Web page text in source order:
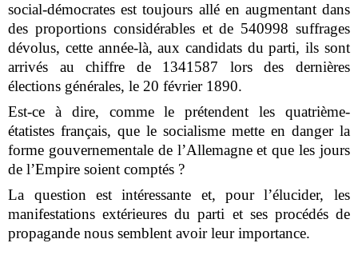
social-démocrates est toujours allé en augmentant dans
des proportions considérables et de 540998 suffrages
dévolus, cette année-là, aux candidats du parti, ils sont
arrivés au chiffre de 1341587 lors des dernières
élections générales, le 20 février 1890.
Est-ce à dire, comme le prétendent les quatrième-
étatistes français, que le socialisme mette en danger la
forme gouvernementale de l’Allemagne et que les jours
de l’Empire soient comptés ?
La question est intéressante et, pour l’élucider, les
manifestations extérieures du parti et ses procédés de
propagande nous semblent avoir leur importance.